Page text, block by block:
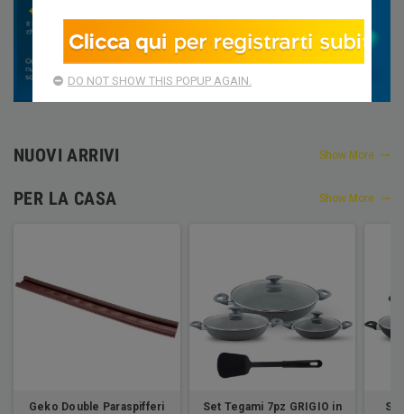
NUOVI ARRIVI Show More
PER LA CASA Show More
Geko Double Paraspifferi
Set Tegami 7pz GRIGIO in
DO NOT SHOW THIS POPUP AGAIN.